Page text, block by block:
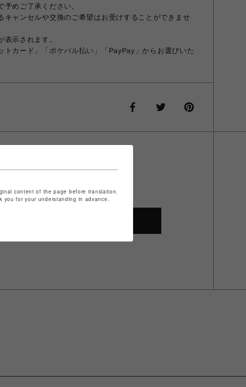
予めご了承ください。
キャンセルや交換のご希望はお受けすることができませ
表示されます。
トカード」「ポケパル払い」「PayPay」からお選びいた
content of the page before translation.
you for your understanding in advance.